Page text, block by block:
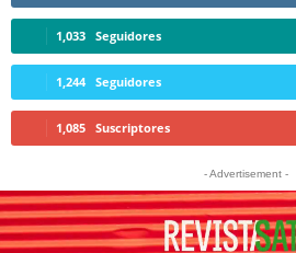
1,033 Seguidores
1,244 Seguidores
1,085 Suscriptores
- Advertisement -